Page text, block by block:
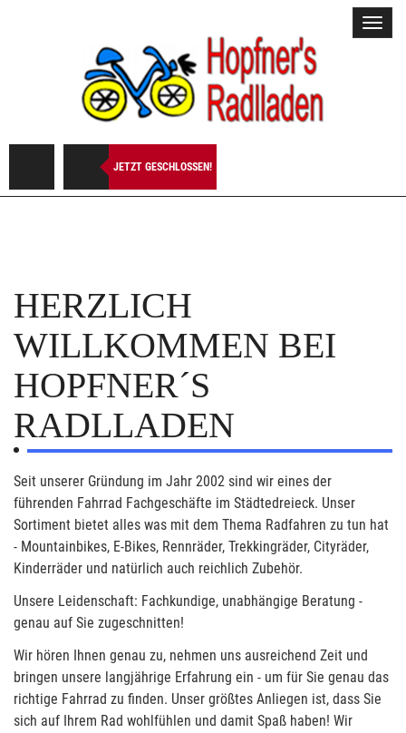
JETZT GESCHLOSSEN!
HERZLICH
WILLKOMMEN BEI
HOPFNER´S
RADLLADEN
Seit unserer Gründung im Jahr 2002 sind wir eines der
führenden Fahrrad Fachgeschäfte im Städtedreieck. Unser
Sortiment bietet alles was mit dem Thema Radfahren zu tun hat
- Mountainbikes, E-Bikes, Rennräder, Trekkingräder, Cityräder,
Kinderräder und natürlich auch reichlich Zubehör.
Unsere Leidenschaft: Fachkundige, unabhängige Beratung -
genau auf Sie zugeschnitten!
Wir hören Ihnen genau zu, nehmen uns ausreichend Zeit und
bringen unsere langjährige Erfahrung ein - um für Sie genau das
richtige Fahrrad zu finden. Unser größtes Anliegen ist, dass Sie
sich auf Ihrem Rad wohlfühlen und damit Spaß haben! Wir